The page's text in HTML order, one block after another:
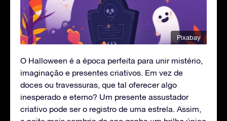
Pixabay
O Halloween é a época perfeita para unir mistério,
imaginação e presentes criativos. Em vez de
doces ou travessuras, que tal oferecer algo
inesperado e eterno? Um presente assustador
criativo pode ser o registro de uma estrela. Assim,